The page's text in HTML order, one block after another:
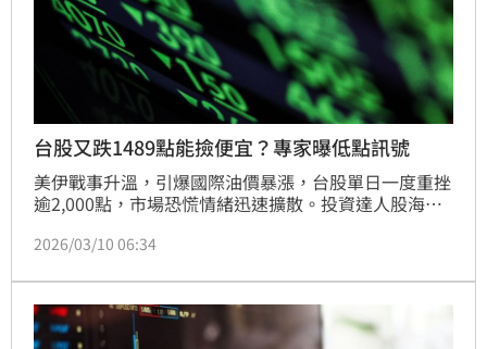
台股又跌1489點能撿便宜？專家曝低點訊號
美伊戰事升溫，引爆國際油價暴漲，台股單日一度重挫
逾2,000點，市場恐慌情緒迅速擴散。投資達人股海老
更要同時觀察地緣政治、美國政策與市場利率循環三大
分享台積電的布局思維，提供投資人面對震盪行情時的
操作參考。
2026/03/10 06:34